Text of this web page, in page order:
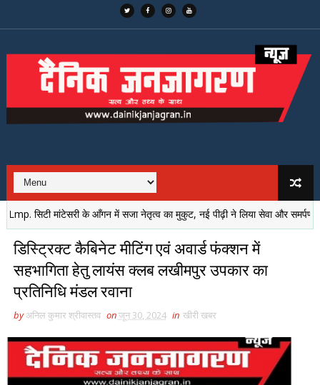
सिटी मांटेसरी के आँगन में सजा नेतृत्व का मुकुट, नई पीढ़ी ने लिया सेवा और समर्पण का
डिस्ट्रिक्ट कैबिनेट मीटिंग एवं अवार्ड फंक्शन में
सहभागिता हेतु लायंस क्लब लखीमपुर उपकार का
प्रतिनिधि मंडल रवाना
byअनिल कुमार श्रीवास्तव onजून 30, 2024 in खीरी खबर